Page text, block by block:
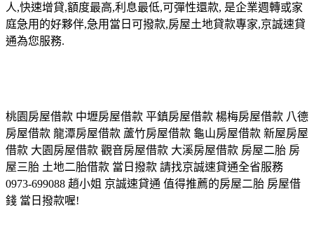
人,快速增貸,額度最高,利息最低,可彈性還款, 是企業週轉或家
庭急用的好夥伴,急用當日可撥款,房屋土地貸款專家,京誠速貸
通為您服務.
桃園房屋借款 中壢房屋借款 平鎮房屋借款 楊梅房屋借款 八德
房屋借款 龍潭房屋借款 蘆竹房屋借款 龜山房屋借款 新屋房屋
借款 大園房屋借款 觀音房屋借款 大溪房屋借款 房屋二胎 房
屋三胎 土地二胎借款 當日撥款 請找京誠速貸通全省服務
0973-699088 趙小姐 京誠速貸通 值得推薦的房屋二胎 房屋借
錢 當日撥款喔!